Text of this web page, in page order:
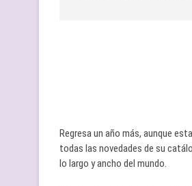
Regresa un año más, aunque
todas las novedades de su
lo largo y ancho del mundo.